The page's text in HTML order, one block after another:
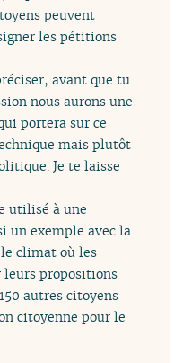
peuvent
les pétitions
avant que tu
nous aurons une
portera sur ce
mais plutôt
Je te laisse
utilisé à une
un exemple avec la
climat où les
leurs propositions
autres citoyens
citoyenne pour le